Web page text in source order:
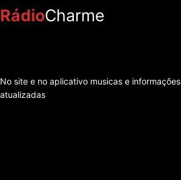
RádioCharme
No site e no aplicativo musicas e informações
atualizadas